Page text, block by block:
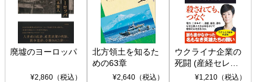
廃墟のヨーロッパ
¥2,860（税込）
北方領土を知るた
めの63章
¥2,640（税込）
ウクライナ企業の
死闘 (産経セレク
ト S 039)¥1,210（税込）